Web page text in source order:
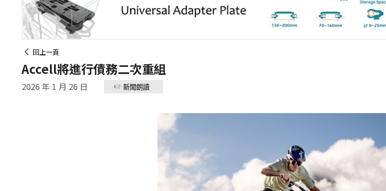
回上一頁
Accell將進行債務二次重組
2026 年 1 月 26 日 新聞朗讀